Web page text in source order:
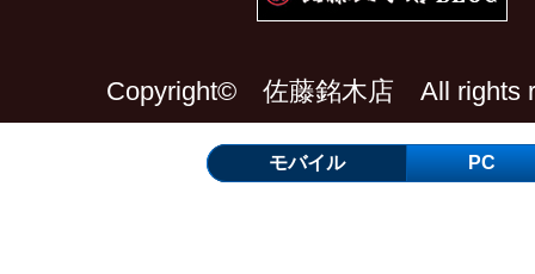
Copyright© 佐藤銘木店 All rights
モバイル PC